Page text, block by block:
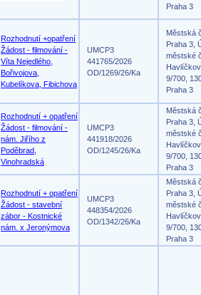
Praha 3
Rozhodnutí +opatření
Žádost - filmování -
Víta Nejedlého,
Bořivojova,
Kubelíkova, Fibichova
UMCP3
441765/2026
OD/1269/26/Ka
Městská
Praha 3,
městské
9/700,
Praha 3
Rozhodnutí + opatření
Žádost - filmování -
nám. Jiřího z
Poděbrad,
Vinohradská
UMCP3
441918/2026
OD/1245/26/Ka
Městská
Praha 3,
městské
9/700,
Praha 3
Rozhodnutí + opatření
Žádost - stavební
zábor - Kostnické
nám. x Jeronýmova
UMCP3
448354/2026
OD/1342/26/Ka
Městská
Praha 3,
městské
9/700,
Praha 3